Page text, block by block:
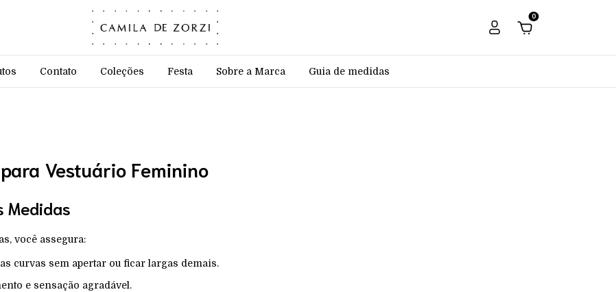
0
Contato Coleções Festa Sobre a Marca Guia de medidas
Vestuário Feminino
Medidas
você assegura:
curvas sem apertar ou ficar largas demais.
e sensação agradável.